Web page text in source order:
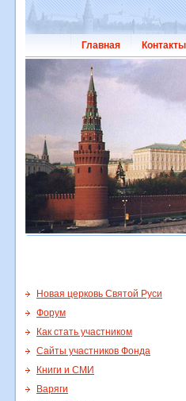
Главная Контакты
Новая церковь Святой Руси
Форум
Как стать участником
Сайты участников Фонда
Книги и СМИ
Варяги